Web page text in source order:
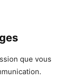
que vous